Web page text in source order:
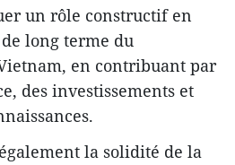
un rôle constructif en
long terme du
en contribuant par
des investissements et
la solidité de la